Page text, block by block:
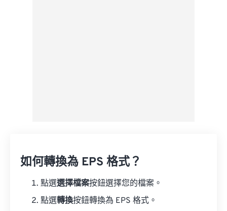
如何轉換為 EPS 格式？
點選選擇檔案按鈕選擇您的檔案。
點選轉換按鈕轉換為 EPS 格式。